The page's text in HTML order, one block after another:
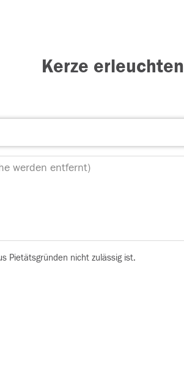
Kerze erleuchten
Pietätsgründen nicht zulässig ist.